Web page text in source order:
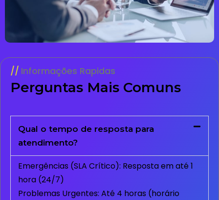
Informações Rapidas
Perguntas Mais Comuns
Qual o tempo de resposta para
atendimento?
Emergências (SLA Crítico): Resposta em até 1
hora (24/7)
Problemas Urgentes: Até 4 horas (horário